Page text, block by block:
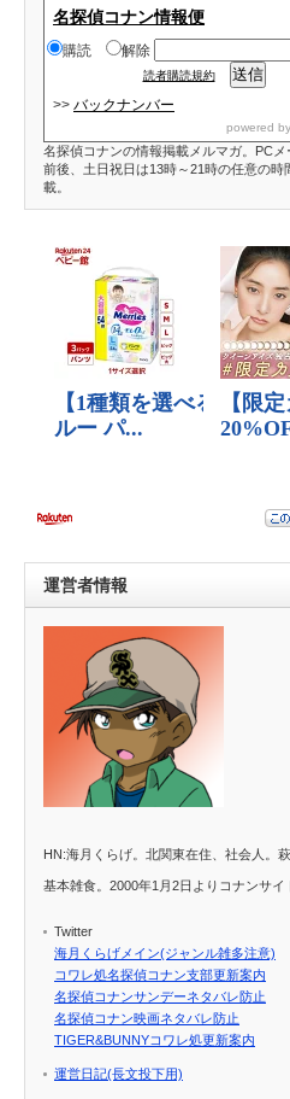
名探偵コナン情報便
購読 解除
読者購読規約
>> バックナンバー
powered by
名探偵コナンの情報掲載メルマガ。PC
前後、土日祝日は13時～21時の任意の
載。
運営者情報
HN:海月くらげ。北関東在住、社会人。
基本雑食。2000年1月2日よりコナンサ
Twitter
海月くらげメイン(ジャンル雑多注意)
コワレ処名探偵コナン支部更新案内
名探偵コナンサンデーネタバレ防止
名探偵コナン映画ネタバレ防止
TIGER&BUNNYコワレ処更新案内
運営日記(長文投下用)